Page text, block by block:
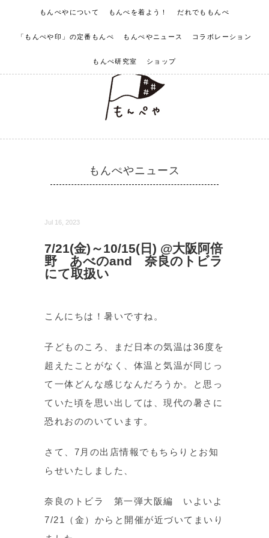
もんぺやについて もんぺを着よう！ だれでももんぺ
「もんぺや印」の定番もんぺ もんぺやニュース コラボレーション
もんぺ研究室 ショップ
もんぺやニュース
Jul 16, 2023
7/21(金)～10/15(日) @大阪阿倍
野 あべのand 奈良のトビラ
にて取扱い
こんにちは！暑いですね。
子どものころ、まだ日本の気温は36度を
超えたことがなく、体温と気温が同じっ
て一体どんな感じなんだろうか。と思っ
ていた頃を思い出しては、現代の暑さに
恐れおののいています。
さて、7月の出店情報でもちらりとお知
らせいたしました、
奈良のトビラ 第一弾大阪編 いよいよ
7/21（金）からと開催が近づいてまいり